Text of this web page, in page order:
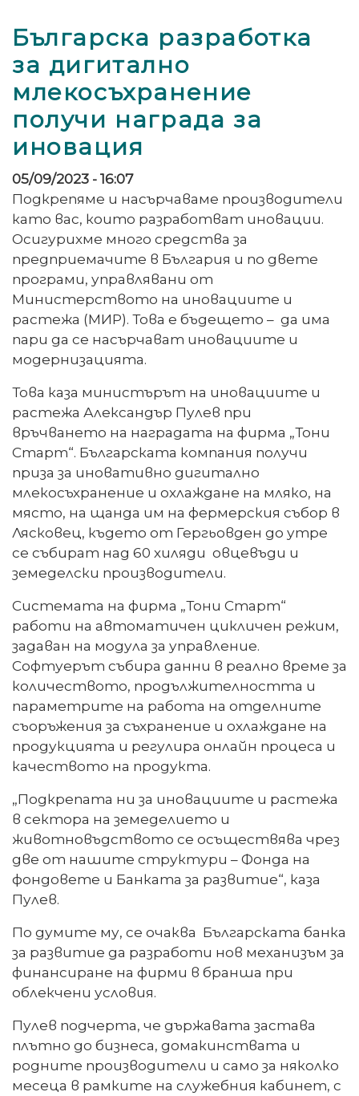
Българска разработка
за дигитално
млекосъхранение
получи награда за
иновация
05/09/2023 - 16:07
Подкрепяме и насърчаваме производители
като вас, които разработват иновации.
Осигурихме много средства за
предприемачите в България и по двете
програми, управлявани от
Министерството на иновациите и
растежа (МИР). Това е бъдещето – да има
пари да се насърчават иновациите и
модернизацията.
Това каза министърът на иновациите и
растежа Александър Пулев при
връчването на наградата на фирма „Тони
Старт“. Българската компания получи
приза за иновативно дигитално
млекосъхранение и охлаждане на мляко, на
място, на щанда им на фермерския събор в
Лясковец, където от Гергьовден до утре
се събират над 60 хиляди овцевъди и
земеделски производители.
Системата на фирма „Тони Старт“
работи на автоматичен цикличен режим,
задаван на модула за управление.
Софтуерът събира данни в реално време за
количеството, продължителността и
параметрите на работа на отделните
съоръжения за съхранение и охлаждане на
продукцията и регулира онлайн процеса и
качеството на продукта.
„Подкрепата ни за иновациите и растежа
в сектора на земеделието и
животновъдството се осъществява чрез
две от нашите структури – Фонда на
фондовете и Банката за развитие“, каза
Пулев.
По думите му, се очаква Българската банка
за развитие да разработи нов механизъм за
финансиране на фирми в бранша при
облекчени условия.
Пулев подчерта, че държавата застава
плътно до бизнеса, домакинствата и
родните производители и само за няколко
месеца в рамките на служебния кабинет, с